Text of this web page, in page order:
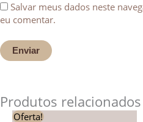
Salvar meus dados neste
eu comentar.
Produtos relacionados
Oferta! O
O